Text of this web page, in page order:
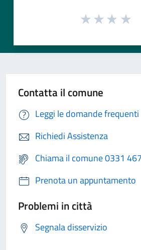
Contatta il comune
Leggi le domande frequenti
Richiedi Assistenza
Chiama il comune 0331
Prenota un appuntamento
Problemi in città
Segnala disservizio